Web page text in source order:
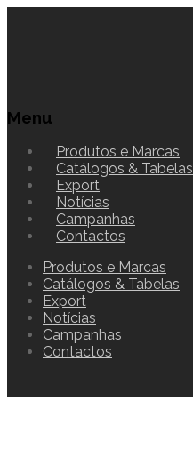
Menu
Produtos e Marcas
Catálogos & Tabelas
Export
Notícias
Campanhas
Contactos
Produtos e Marcas
Catálogos & Tabelas
Export
Notícias
Campanhas
Contactos